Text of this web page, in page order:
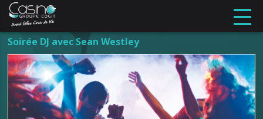
Soirée DJ avec Sean Westley